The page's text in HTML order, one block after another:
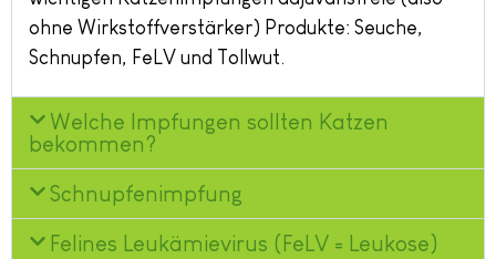
ohne Wirkstoffverstärker) Produkte: Seuche,
Schnupfen, FeLV und Tollwut.
Welche Impfungen sollten Katzen
bekommen?
Schnupfenimpfung
Felines Leukämievirus (FeLV = Leukose)